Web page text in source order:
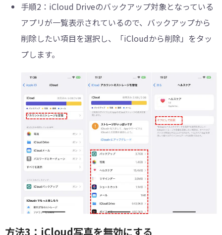
手順2： iCloud Driveのバックアップ対象となっている
アプリが一覧表示されているので、バックアップから
削除したい項目を選択し、「iCloudから削除」をタッ
プします。
方法3：iCloud写真を無効にする